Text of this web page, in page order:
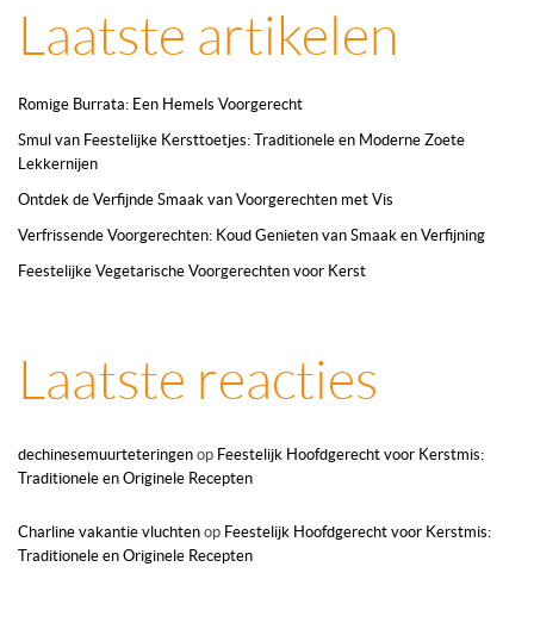
Laatste artikelen
Romige Burrata: Een Hemels Voorgerecht
Smul van Feestelijke Kersttoetjes: Traditionele en Moderne Zoete
Lekkernijen
Ontdek de Verfijnde Smaak van Voorgerechten met Vis
Verfrissende Voorgerechten: Koud Genieten van Smaak en Verfijning
Feestelijke Vegetarische Voorgerechten voor Kerst
Laatste reacties
dechinesemuurteteringen op Feestelijk Hoofdgerecht voor Kerstmis:
Traditionele en Originele Recepten
Charline vakantie vluchten op Feestelijk Hoofdgerecht voor Kerstmis:
Traditionele en Originele Recepten